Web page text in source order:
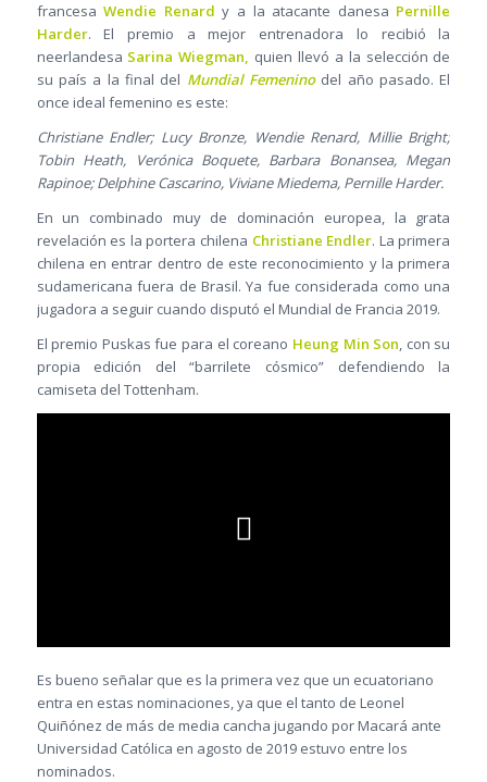
francesaWendie Renard y a la atacante danesa Pernille
Harder. El premio a mejor entrenadora lo recibió la
neerlandesa Sarina Wiegman, quien llevó a la selección de
su país a la final del Mundial Femenino del año pasado. El
once ideal femenino es este:
Christiane Endler; Lucy Bronze, Wendie Renard, Millie Bright;
Tobin Heath, Verónica Boquete, Barbara Bonansea, Megan
Rapinoe; Delphine Cascarino, Viviane Miedema, Pernille Harder.
En un combinado muy de dominación europea, la grata
revelación es la portera chilena Christiane Endler. La primera
chilena en entrar dentro de este reconocimiento y la primera
sudamericana fuera de Brasil. Ya fue considerada como una
jugadora a seguir cuando disputó el Mundial de Francia 2019.
El premio Puskas fue para el coreano Heung Min Son, con su
propia edición del “barrilete cósmico” defendiendo la
camiseta del Tottenham.
Es bueno señalar que es la primera vez que un ecuatoriano
entra en estas nominaciones, ya que el tanto de Leonel
Quiñónez de más de media cancha jugando por Macará ante
Universidad Católica en agosto de 2019 estuvo entre los
nominados.